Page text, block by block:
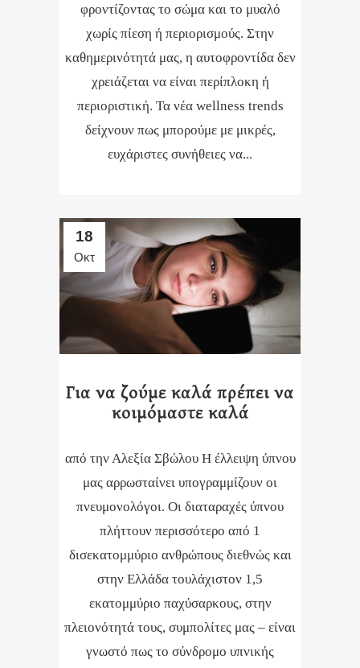
φροντίζοντας το σώμα και το μυαλό
χωρίς πίεση ή περιορισμούς. Στην
καθημερινότητά μας, η αυτοφροντίδα δεν
χρειάζεται να είναι περίπλοκη ή
περιοριστική. Τα νέα wellness trends
δείχνουν πως μπορούμε με μικρές,
ευχάριστες συνήθειες να...
18
Οκτ
Για να ζούμε καλά πρέπει να
κοιμόμαστε καλά
από την Αλεξία Σβώλου Η έλλειψη ύπνου
μας αρρωσταίνει υπογραμμίζουν οι
πνευμονολόγοι. Οι διαταραχές ύπνου
πλήττουν περισσότερο από 1
δισεκατομμύριο ανθρώπους διεθνώς και
στην Ελλάδα τουλάχιστον 1,5
εκατομμύριο παχύσαρκους, στην
πλειονότητά τους, συμπολίτες μας – είναι
γνωστό πως το σύνδρομο υπνικής